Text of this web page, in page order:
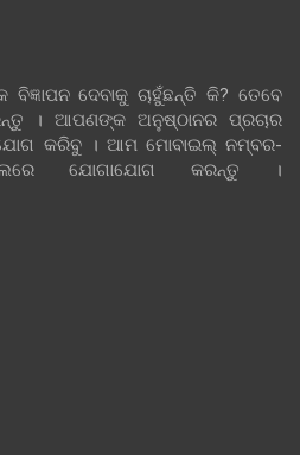
ଦେବାକୁ ଚାହୁଁଛନ୍ତି କି? ତେବେ
। ଆପଣଙ୍କ ଅନୁଷ୍ଠାନର ପ୍ରଚାର
କରିବୁ । ଆମ ମୋବାଇଲ୍ ନମ୍ବର-
ଯୋଗାଯୋଗ କରନ୍ତୁ ।